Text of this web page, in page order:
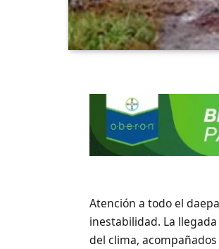
Atención a todo el
inestabilidad. La
del clima,